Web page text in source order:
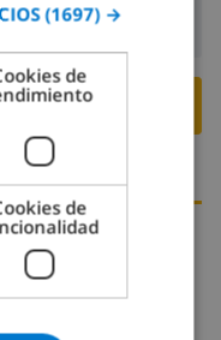
›
>
GERMAN
CATALAN
ITALIAN
DANISH
(1697) →
de
de